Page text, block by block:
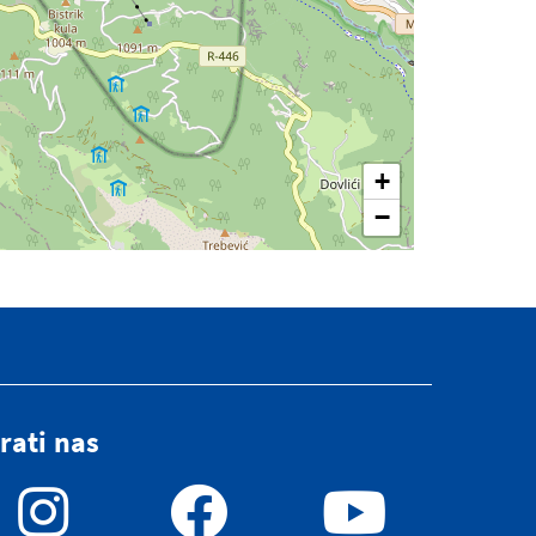
nas